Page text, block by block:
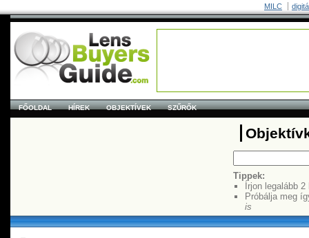
MILC
FŐOLDAL HÍREK OBJEKTÍVEK SZŰRŐK
Tippek:
Írjon legalább
Próbálja meg
is